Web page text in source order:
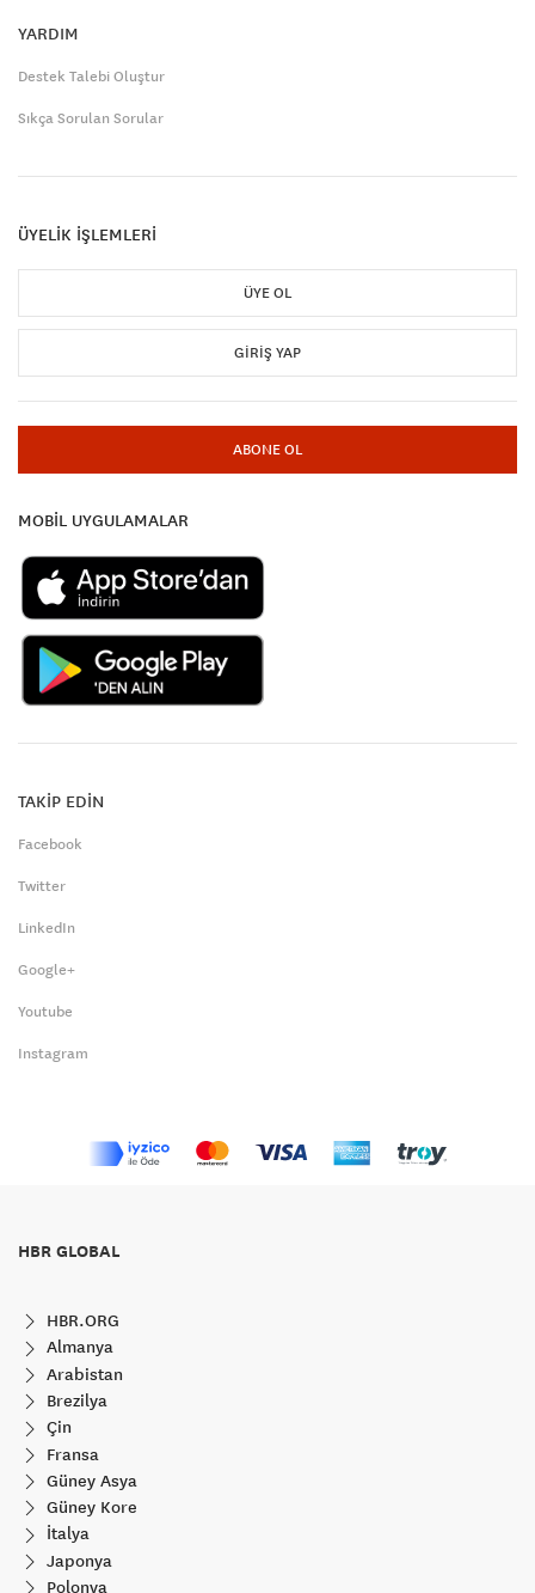
YARDIM
Destek Talebi Oluştur
Sıkça Sorulan Sorular
ÜYELİK İŞLEMLERİ
ÜYE OL
GIRIŞ YAP
ABONE OL
MOBİL UYGULAMALAR
TAKİP EDİN
Facebook
Twitter
LinkedIn
Google+
Youtube
Instagram
HBR GLOBAL
HBR.ORG
Almanya
Arabistan
Brezilya
Çin
Fransa
Güney Asya
Güney Kore
İtalya
Japonya
Polonya